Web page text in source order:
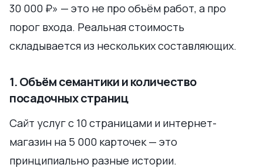
30 000 ₽» — это не про объём работ, а про
порог входа. Реальная стоимость
складывается из нескольких составляющих.
1. Объём семантики и количество
посадочных страниц
Сайт услуг с 10 страницами и интернет-
магазин на 5 000 карточек — это
принципиально разные истории.